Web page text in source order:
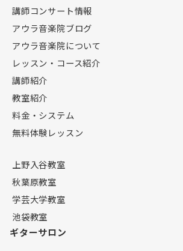
講師コンサート情報
アウラ音楽院ブログ
アウラ音楽院について
レッスン・コース紹介
講師紹介
教室紹介
料金・システム
無料体験レッスン
上野入谷教室
秋葉原教室
学芸大学教室
池袋教室
ギターサロン